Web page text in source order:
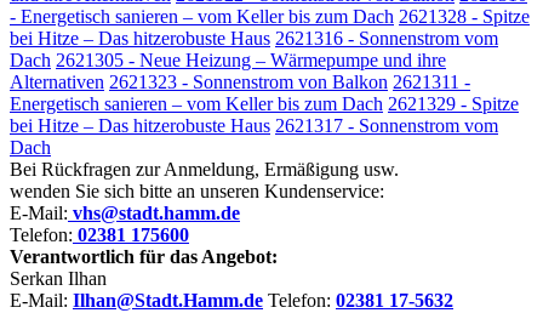
- Energetisch sanieren – vom Keller bis zum Dach 2621328 - Spitze
bei Hitze – Das hitzerobuste Haus 2621316 - Sonnenstrom vom
Dach 2621305 - Neue Heizung – Wärmepumpe und ihre
Alternativen 2621323 - Sonnenstrom von Balkon 2621311 -
Energetisch sanieren – vom Keller bis zum Dach 2621329 - Spitze
bei Hitze – Das hitzerobuste Haus 2621317 - Sonnenstrom vom
Dach
Bei Rückfragen zur Anmeldung, Ermäßigung usw.
wenden Sie sich bitte an unseren Kundenservice:
E-Mail: vhs@stadt.hamm.de
Telefon: 02381 175600
Verantwortlich für das Angebot:
Serkan Ilhan
E-Mail: Ilhan@Stadt.Hamm.de Telefon: 02381 17-5632